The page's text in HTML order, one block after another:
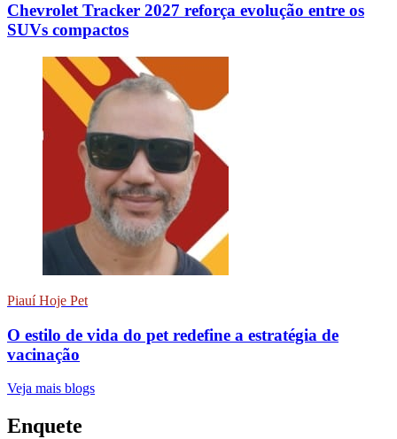
Chevrolet Tracker 2027 reforça evolução entre os
SUVs compactos
Piauí Hoje Pet
O estilo de vida do pet redefine a estratégia de
vacinação
Veja mais blogs
Enquete